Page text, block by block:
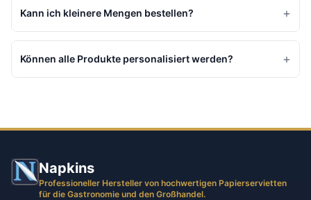
Kann ich kleinere Mengen bestellen? +
Können alle Produkte personalisiert werden? +
Napkins
Professioneller Hersteller von hochwertigen Papierservietten
für die Gastronomie und den Großhandel.